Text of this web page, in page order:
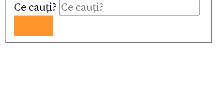
Ce cauți?